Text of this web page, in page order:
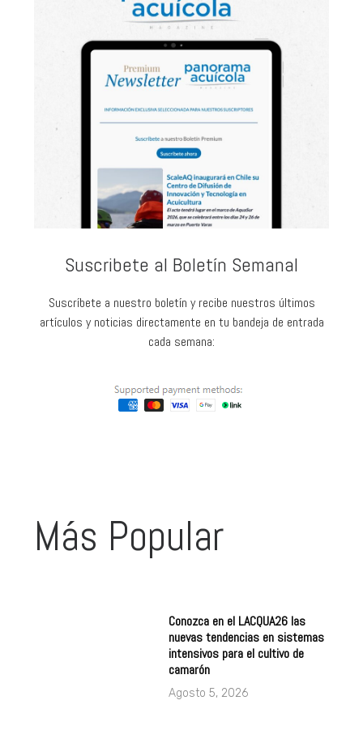
Suscribete al Boletín Semanal
Suscríbete a nuestro boletín y recibe nuestros últimos
artículos y noticias directamente en tu bandeja de entrada
cada semana:
Más Popular
Conozca en el LACQUA26 las
nuevas tendencias en sistemas
intensivos para el cultivo de
camarón
Agosto 5, 2026